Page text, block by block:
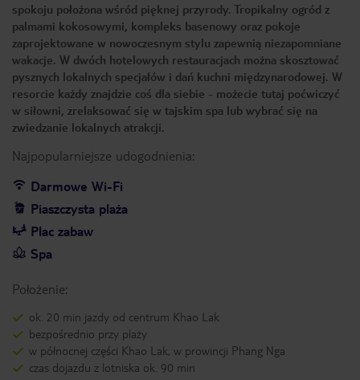
spokoju położona wśród pięknej przyrody. Tropikalny ogród z
palmami kokosowymi, kompleks basenowy oraz pokoje
zaprojektowane w nowoczesnym stylu zapewnią niezapomniane
wakacje. W dwóch hotelowych restauracjach można skosztować
pysznych lokalnych specjałów i dań kuchni międzynarodowej. W
resorcie każdy znajdzie coś dla siebie - możecie tutaj poćwiczyć
w siłowni, zrelaksować się w tajskim spa lub wybrać się na
zwiedzanie lokalnych atrakcji.
Najpopularniejsze udogodnienia:
Darmowe Wi-Fi
Piaszczysta plaża
Plac zabaw
Spa
Położenie:
ok. 20 min jazdy od centrum Khao Lak
bezpośrednio przy plaży
w północnej części Khao Lak, w prowincji Phang Nga
czas dojazdu z lotniska ok. 90 min